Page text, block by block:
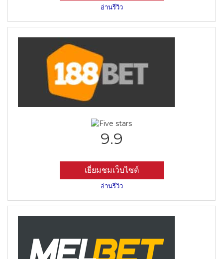
อ่านรีวิว
9.9
เยี่ยมชมเว็บไซต์
อ่านรีวิว